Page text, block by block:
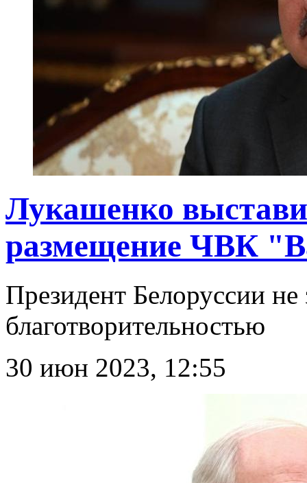
Лукашенко
размещение ЧВК
Президент Белоруссии не
благотворительностью
30 июн 2023, 12:55